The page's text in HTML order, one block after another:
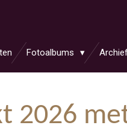
Fotoalbums
2026